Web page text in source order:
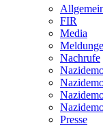
FIR
Media
Nachrufe
Presse